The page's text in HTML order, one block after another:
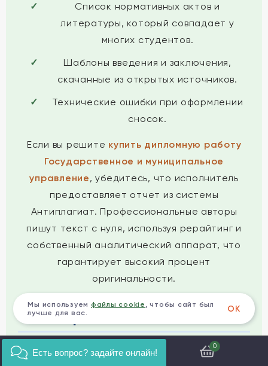
Список нормативных актов и
литературы, который совпадает у
многих студентов.
Шаблоны введения и заключения,
скачанные из открытых источников.
Технические ошибки при оформлении
сносок.
Если вы решите купить дипломную работу
Государственное и муниципальное
управление, убедитесь, что исполнитель
предоставляет отчет из системы
Антиплагиат. Профессиональные авторы
пишут текст с нуля, используя рерайтинг и
собственный аналитический аппарат, что
гарантирует высокий процент
оригинальности.
Как проходит защита ВКР
Защита выпускной квалификационной работы
0
Мы используем файлы cookie , чтобы сайт был
лучше для вас.
ОК
Есть вопрос? задайте онлайн!